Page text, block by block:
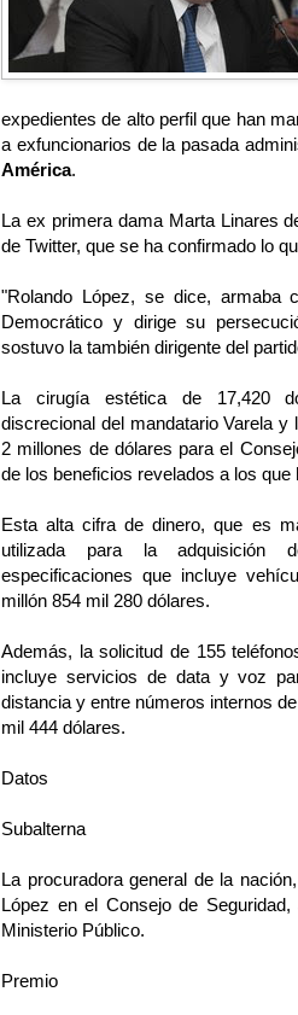
expedientes de alto perfil que han
a exfuncionarios de la pasada
América.
La ex primera dama Marta Linares
de Twitter, que se ha confirmado lo
"Rolando López, se dice, armaba
Democrático y dirige su
sostuvo la también dirigente del
La cirugía estética de 17,420
discrecional del mandatario Varela
2 millones de dólares para el
de los beneficios revelados a los
Esta alta cifra de dinero, que es
utilizada para la adquisición
especificaciones que incluye
millón 854 mil 280 dólares.
Además, la solicitud de 155
incluye servicios de data y voz
distancia y entre números internos
mil 444 dólares.
Datos
Subalterna
La procuradora general de la
López en el Consejo de
Ministerio Público.
Premio